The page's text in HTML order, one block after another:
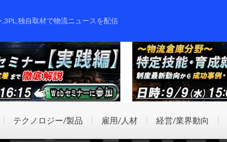
独自取材で物流ニュースを配信
テクノロジー/製品 雇用/人材 経営/業界動向